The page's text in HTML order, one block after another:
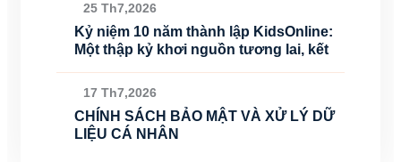
25 Th7,2026
Kỷ niệm 10 năm thành lập KidsOnline:
Một thập kỷ khơi nguồn tương lai, kết
17 Th7,2026
CHÍNH SÁCH BẢO MẬT VÀ XỬ LÝ DỮ
LIỆU CÁ NHÂN